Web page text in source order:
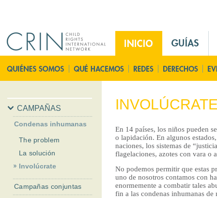
n
M
E
s
á
En 14 países, los niños pueden
o lapidación. En algunos
naciones, los sistemas de
flagelaciones, azotes con vara o
No podemos permitir que estas
uno de nosotros contamos con
enormemente a combatir tales
fin a las condenas inhumanas
CAMPAÑAS
Condenas inhumanas
The problem
La solución
Involúcrate
Campañas conjuntas